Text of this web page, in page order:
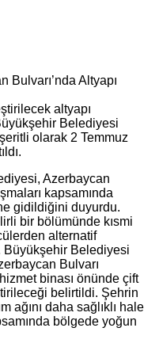
Altyapı
altyapı
Belediyesi
olarak 2 Temmuz
Azerbaycan
kapsamında
gidildiğini duyurdu.
bir bölümünde kısmi
alternatif
Büyükşehir Belediyesi
Bulvarı
binası önünde çift
belirtildi. Şehrin
ağını daha sağlıklı hale
bölgede yoğun